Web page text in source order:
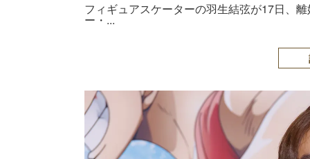
フィギュアスケーターの羽生結弦が17日、
ー・...